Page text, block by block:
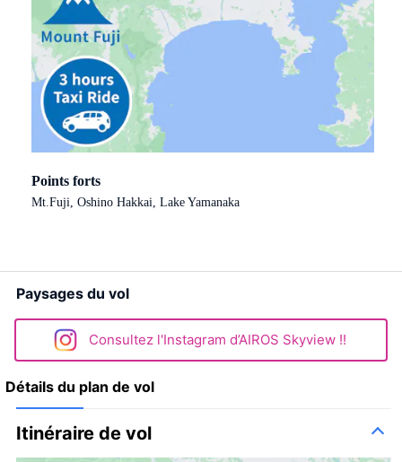
Points forts
Mt.Fuji, Oshino Hakkai, Lake Yamanaka
Paysages du vol
Consultez l'Instagram d’AIROS Skyview !!
Détails du plan de vol
Itinéraire de vol